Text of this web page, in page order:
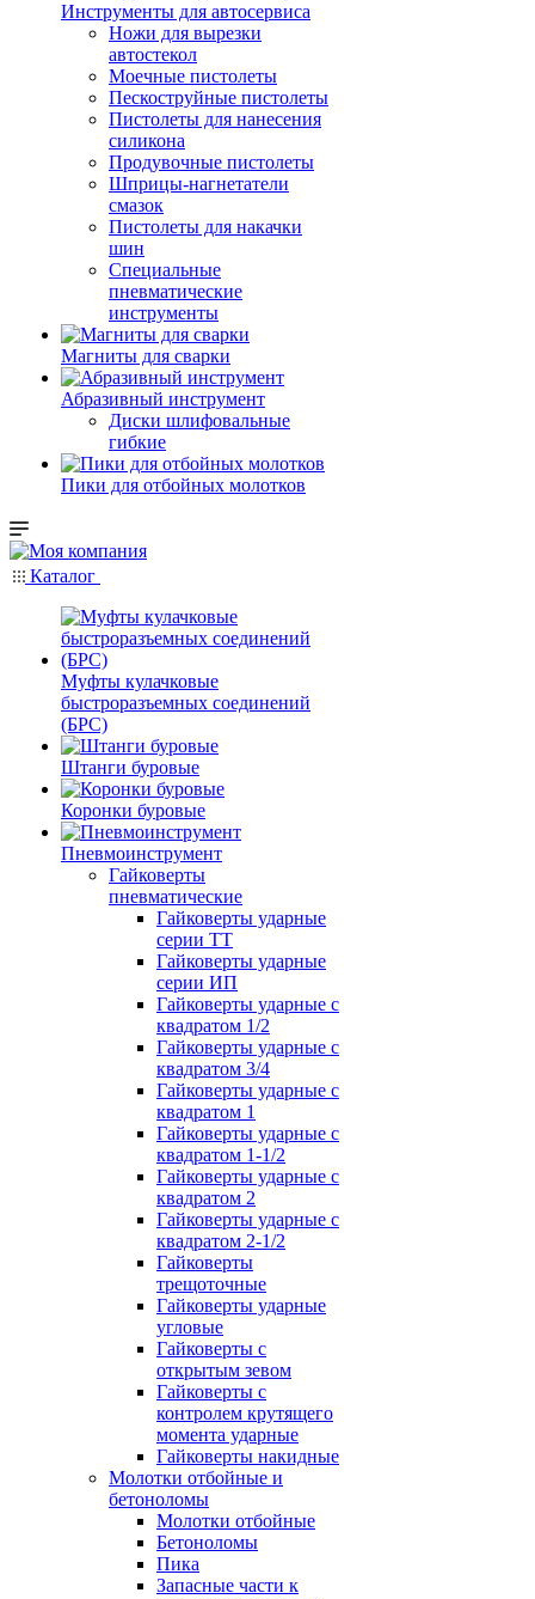
Инструменты для автосервиса
Ножи для вырезки
автостекол
Моечные пистолеты
Пескоструйные пистолеты
Пистолеты для нанесения
силикона
Продувочные пистолеты
Шприцы-нагнетатели
смазок
Пистолеты для накачки
шин
Специальные
пневматические
инструменты
Магниты для сварки
Абразивный инструмент
Диски шлифовальные
гибкие
Пики для отбойных молотков
Каталог
Муфты кулачковые
быстроразъемных соединений
(БРС)
Штанги буровые
Коронки буровые
Пневмоинструмент
Гайковерты
пневматические
Гайковерты ударные
серии ТТ
Гайковерты ударные
серии ИП
Гайковерты ударные с
квадратом 1/2
Гайковерты ударные с
квадратом 3/4
Гайковерты ударные с
квадратом 1
Гайковерты ударные с
квадратом 1-1/2
Гайковерты ударные с
квадратом 2
Гайковерты ударные с
квадратом 2-1/2
Гайковерты
трещоточные
Гайковерты ударные
угловые
Гайковерты с
открытым зевом
Гайковерты с
контролем крутящего
момента ударные
Гайковерты накидные
Молотки отбойные и
бетоноломы
Молотки отбойные
Бетоноломы
Пика
Запасные части к